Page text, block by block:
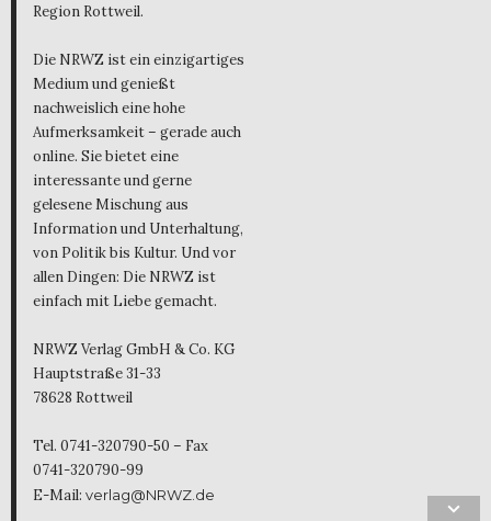
Region Rottweil.
Die NRWZ ist ein einzigartiges
Medium und genießt
nachweislich eine hohe
Aufmerksamkeit – gerade auch
online. Sie bietet eine
interessante und gerne
gelesene Mischung aus
Information und Unterhaltung,
von Politik bis Kultur. Und vor
allen Dingen: Die NRWZ ist
einfach mit Liebe gemacht.
NRWZ Verlag GmbH & Co. KG
Hauptstraße 31-33
78628 Rottweil
Tel. 0741-320790-50 – Fax
0741-320790-99
E-Mail: verlag@NRWZ.de